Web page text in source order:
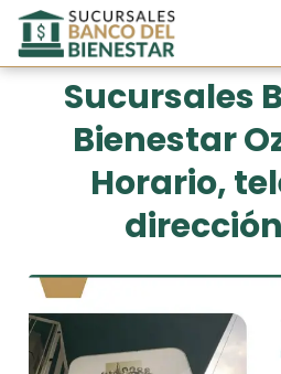
Sucursales
Bienestar
Horario,